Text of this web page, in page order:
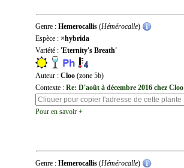
Genre : Hemerocallis (Hémérocalle)
Espèce : ×hybrida
Variété : 'Eternity's Breath'
Auteur : Cloo (zone 5b)
Contexte : Re: D'août à décembre 2016 chez Cloo
Pour en savoir +
Genre : Hemerocallis (Hémérocalle)